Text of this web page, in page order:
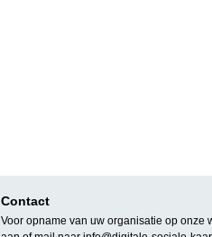
Contact
Voor opname van uw organisatie op onze